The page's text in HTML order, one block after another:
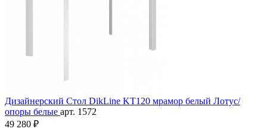
Дизайнерский Стол DikLine KT120 мрамор белый Лотус/
опоры белые арт. 1572
49 280 ₽